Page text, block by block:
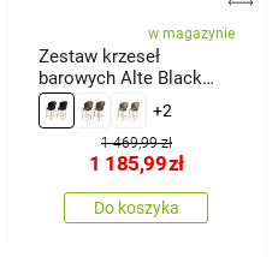
w magazynie
Zestaw krzeseł
barowych Alte Black
and Gold, 2 szt.+2
1 469,99 zł
1 185,99zł
Do koszyka